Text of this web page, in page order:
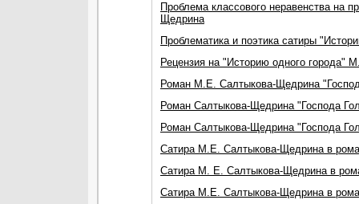
Проблема классового неравенства на
Щедрина
Проблематика и поэтика сатиры
Рецензия на "Историю одного города"
Роман М.Е. Салтыкова-Щедрина
Роман Салтыкова-Щедрина "Господа
Роман Салтыкова-Щедрина "Господа
Сатира М.Е. Салтыкова-Щедрина в
Сатира М. Е. Салтыкова-Щедрина в
Сатира М.Е. Салтыкова-Щедрина в